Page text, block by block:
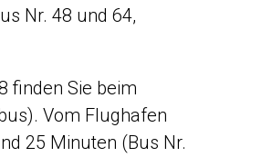
Nr. 48 und 64,
finden Sie beim
Vom Flughafen
25 Minuten (Bus Nr.